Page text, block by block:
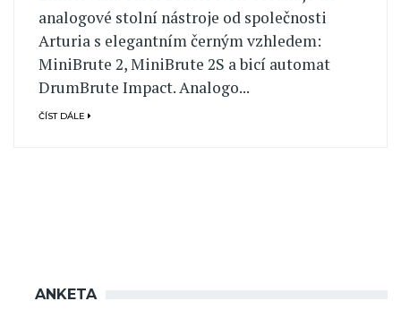
analogové stolní nástroje od společnosti
Arturia s elegantním černým vzhledem:
MiniBrute 2, MiniBrute 2S a bicí automat
DrumBrute Impact. Analogo...
ČÍST DÁLE
ANKETA